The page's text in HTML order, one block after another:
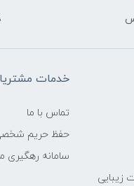
زیبایی
خدمات
تماس با ما
حفظ حریم
سامانه رهگیری